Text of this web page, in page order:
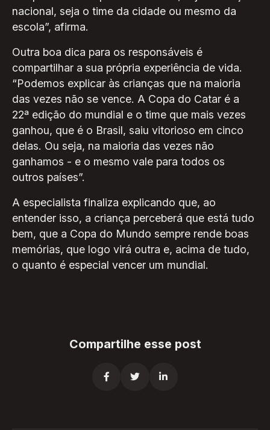
nacional, seja o time da cidade ou mesmo da
escola”, afirma.
Outra boa dica para os responsáveis é
compartilhar a sua própria experiência de vida.
“Podemos explicar às crianças que na maioria
das vezes não se vence. A Copa do Catar é a
22ª edição do mundial e o time que mais vezes
ganhou, que é o Brasil, saiu vitorioso em cinco
delas. Ou seja, na maioria das vezes não
ganhamos - e o mesmo vale para todos os
outros países”.
A especialista finaliza explicando que, ao
entender isso, a criança perceberá que está tudo
bem, que a Copa do Mundo sempre rende boas
memórias, que logo virá outra e, acima de tudo,
o quanto é especial vencer um mundial.
Compartilhe esse post
  